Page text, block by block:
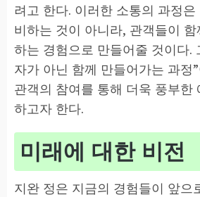
려고 한다. 이러한 소통의 과정
비하는 것이 아니라, 관객들이
하는 경험으로 만들어줄 것이다.
자가 아닌 함께 만들어가는 과정
관객의 참여를 통해 더욱 풍부한
하고자 한다.
미래에 대한 비전
지완 정은 지금의 경험들이 앞으